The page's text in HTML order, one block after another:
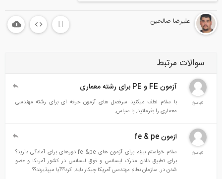
علیرضا صالحین
سوالات مرتبط
آزمون FE و PE برای رشته معماری
با سلام لطف میکنید سرفصل های آزمون حرفه ای برای رشته مهندسی
معماری را بفرمائید. با سپاس.
ازمون fe & pe
سلام خواستم ببینم برای آزمون های fe &pe دورهای برای آمادگی دارید؟
برای تطبیق دادن مدرک لیسانس و فوق لیسانس در کشور آمریکا و عضو
شدن در. سازمان نظام مهندسی آمریکا چیکار باید. کرد؟؟آیا میپذیرند؟؟